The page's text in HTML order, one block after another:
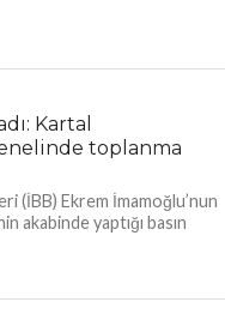
Kartal
toplanma
(İBB) Ekrem İmamoğlu’nun
akabinde yaptığı basın